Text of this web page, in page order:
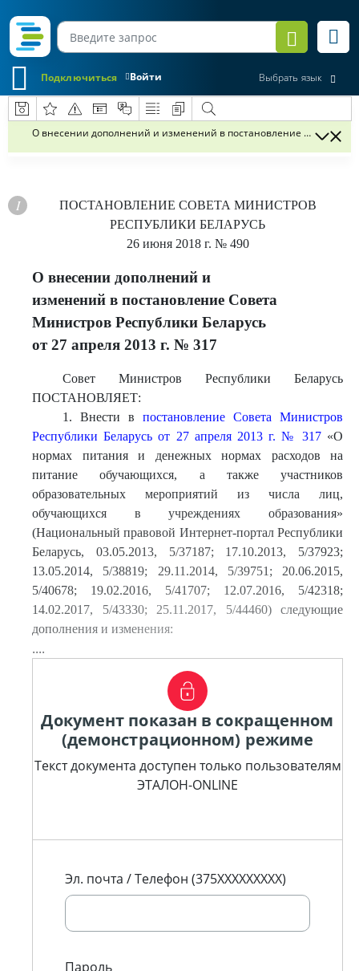
Войти
Подключиться Выбрать язык
О внесении дополнений и изменений в постановление Совета
ПОСТАНОВЛЕНИЕ СОВЕТА МИНИСТРОВ
РЕСПУБЛИКИ БЕЛАРУСЬ
26 июня 2018 г. № 490
О внесении дополнений и
изменений в постановление Совета
Министров Республики Беларусь
от 27 апреля 2013 г. № 317
Совет Министров Республики Беларусь
ПОСТАНОВЛЯЕТ:
1. Внести в постановление Совета Министров
Республики Беларусь от 27 апреля 2013 г. № 317«О
нормах питания и денежных нормах расходов на
питание обучающихся, а также участников
образовательных мероприятий из числа лиц,
обучающихся в учреждениях образования»
(Национальный правовой Интернет-портал Республики
Беларусь, 03.05.2013, 5/37187; 17.10.2013, 5/37923;
13.05.2014, 5/38819; 29.11.2014, 5/39751; 20.06.2015,
5/40678; 19.02.2016, 5/41707; 12.07.2016, 5/42318;
14.02.2017, 5/43330; 25.11.2017, 5/44460) следующие
дополнения и изменения:
....
Документ показан в сокращенном
(демонстрационном) режиме
Текст документа доступен только пользователям
ЭТАЛОН-ONLINE
Эл. почта / Телефон (375XXXXXXXXX)
Пароль